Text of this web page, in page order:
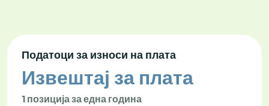
Податоци за износи на плата
Извештај за плата
1 позиција за една година